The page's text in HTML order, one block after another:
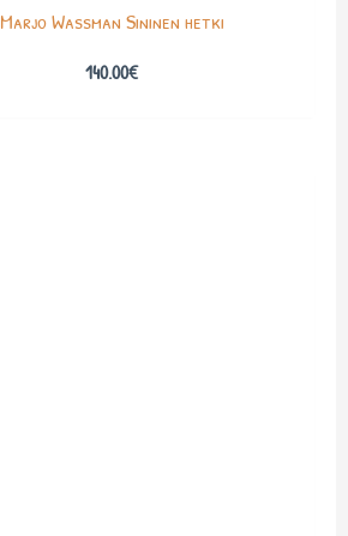
Marjo Wassman Sininen hetki
140.00€